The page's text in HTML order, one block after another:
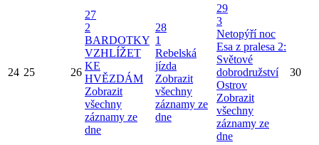
24 25 26
27
2
BARDOTKY
VZHLÍŽET
KE
HVĚZDÁM
Zobrazit
všechny
záznamy ze
dne
28
1
Rebelská
jízda
Zobrazit
všechny
záznamy ze
dne
29
3
Netopýří noc
Esa z pralesa 2:
Světové
dobrodružství
Ostrov
Zobrazit
všechny
záznamy ze
dne
30